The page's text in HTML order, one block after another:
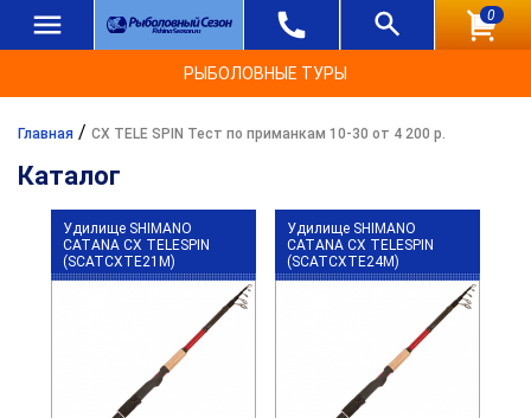
0
РЫБОЛОВНЫЕ ТУРЫ
Главная / CX TELE SPIN Тест по приманкам 10-30 от 4 200 р.
Каталог
Удилище SHIMANO
CATANA CX TELESPIN
(SCATCXTE21M)
Удилище SHIMANO
CATANA CX TELESPIN
(SCATCXTE24M)